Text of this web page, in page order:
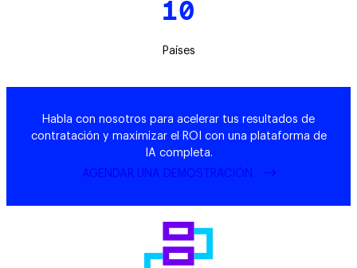
10
Países
Habla con nosotros para acelerar tus resultados de
contratación y maximizar el ROI con una plataforma de
IA completa.
AGENDAR UNA DEMOSTRACIÓN